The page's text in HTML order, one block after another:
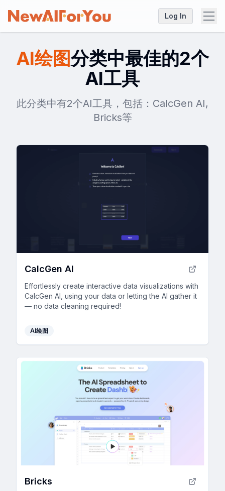
Log In
AI绘图分类中最佳的2个
AI工具
此分类中有2个AI工具，包括：CalcGen AI,
Bricks等
CalcGen AI
Effortlessly create interactive data visualizations with
CalcGen AI, using your data or letting the AI gather it
— no data cleaning required!
AI绘图
Bricks